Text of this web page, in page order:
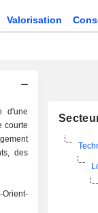
Valorisation
d'une
courte
des